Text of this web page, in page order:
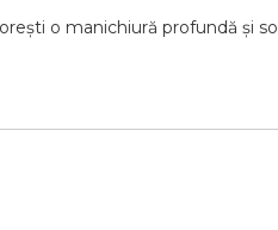
o manichiură profundă și